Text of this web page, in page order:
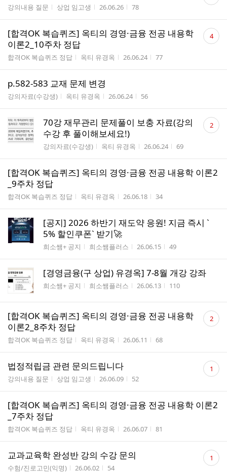
게시판명
강의내용 질문 작성자
상업 임고생 작성시간
26.06.26 조회수
78
[합격OK 복습퀴즈] 옥티의 경영·금융 전공 내용학
이론2_10주차 정답
게시판명
합격OK 복습퀴즈 정답 작성자
옥티 유경옥 작성시간
26.06.24 조회수
77
댓
글 4
p.582-583 교재 문제 변경
게시판명
강의자료(수강생) 작성자
옥티 유경옥 작성시간
26.06.24 조회수
56
70강 재무관리 문제풀이 보충 자료(강의
수강 후 풀이해보세요!)
게시판명
강의자료(수강생) 작성자
옥티 유경옥 작성시간
26.06.24 조회수
69
댓
글 2
[합격OK 복습퀴즈] 옥티의 경영·금융 전공 내용학 이론2
_9주차 정답
게시판명
합격OK 복습퀴즈 정답 작성자
옥티 유경옥 작성시간
26.06.18 조회수
34
[공지] 2026 하반기 재도약 응원! 지금 즉시 `
5% 할인쿠폰` 받기🚀
게시판명
희소쌤+ 공지 작성자
희소쌤플러스 작성시간
26.06.15 조회수
49
[경영금융(구 상업) 유경옥] 7-8월 개강 강좌
게시판명
희소쌤+ 공지 작성자
희소쌤플러스 작성시간
26.06.13 조회수
110
[합격OK 복습퀴즈] 옥티의 경영·금융 전공 내용학
이론2_8주차 정답
게시판명
합격OK 복습퀴즈 정답 작성자
옥티 유경옥 작성시간
26.06.11 조회수
68
댓
글 2
법정적립금 관련 문의드립니다
게시판명
강의내용 질문 작성자
상업 임고생 작성시간
26.06.09 조회수
52
댓
글 1
[합격OK 복습퀴즈] 옥티의 경영·금융 전공 내용학 이론2
_7주차 정답
게시판명
합격OK 복습퀴즈 정답 작성자
옥티 유경옥 작성시간
26.06.07 조회수
81
교과교육학 완성반 강의 수강 문의
게시판명
수험/진로고민(익명) 작성시간
26.06.02 조회수
54
댓
글 1